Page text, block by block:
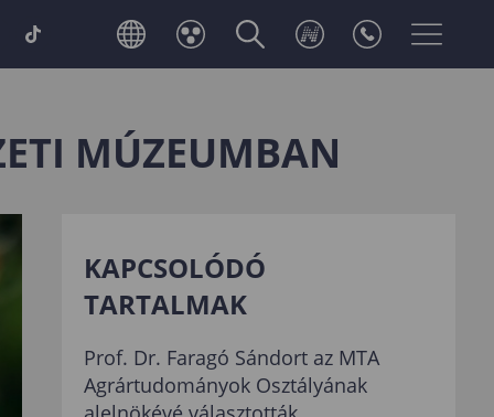
MÚZEUMBAN
KAPCSOLÓDÓ
TARTALMAK
Prof. Dr. Faragó Sándort az MTA
Agrártudományok Osztályának